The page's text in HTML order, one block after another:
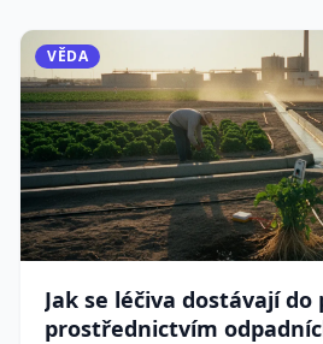
VĚDA
Jak se léčiva dostávají do
prostřednictvím